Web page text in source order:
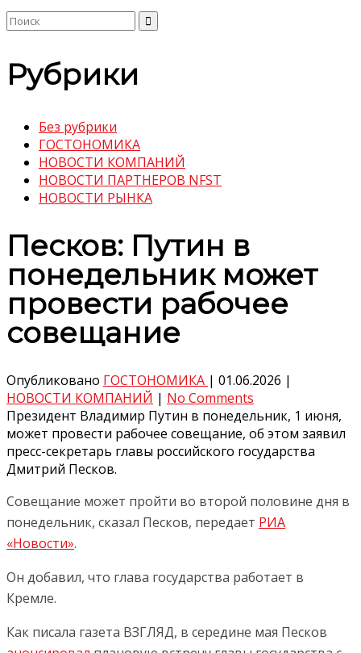
Поиск
Рубрики
Без рубрики
ГОСТОНОМИКА
НОВОСТИ КОМПАНИЙ
НОВОСТИ ПАРТНЕРОВ NFST
НОВОСТИ РЫНКА
Песков: Путин в
понедельник может
провести рабочее
совещание
Опубликовано ГОСТОНОМИКА | 01.06.2026 |
НОВОСТИ КОМПАНИЙ | No Comments
Президент Владимир Путин в понедельник, 1 июня,
может провести рабочее совещание, об этом заявил
пресс-секретарь главы российского государства
Дмитрий Песков.
Совещание может пройти во второй половине дня в
понедельник, сказал Песков, передает РИА
«Новости».
Он добавил, что глава государства работает в
Кремле.
Как писала газета ВЗГЛЯД, в середине мая Песков